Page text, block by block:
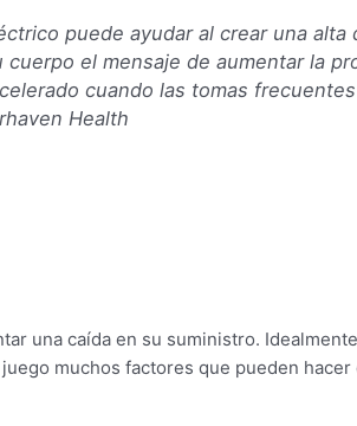
puede ayudar al crear una
el mensaje de aumentar la
cuando las tomas
Health
una caída en su suministro.
muchos factores que pueden